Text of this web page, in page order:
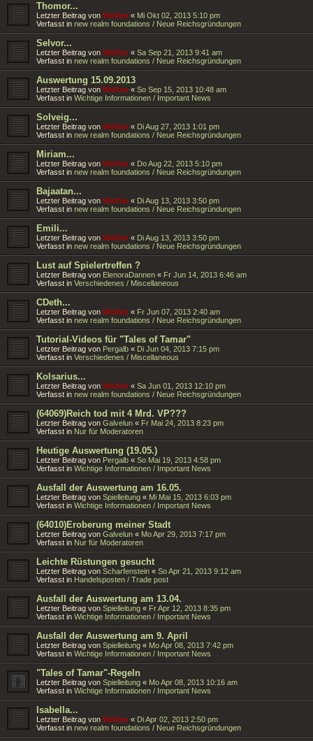
Thomor...
Letzter Beitrag von Wolfen « Mi Okt 02, 2013 5:10 pm
Verfasst in new realm foundations / Neue Reichsgründungen
Selvor...
Letzter Beitrag von Wolfen « Sa Sep 21, 2013 9:41 am
Verfasst in new realm foundations / Neue Reichsgründungen
Auswertung 15.09.2013
Letzter Beitrag von Wolfen « So Sep 15, 2013 10:48 am
Verfasst in Wichtige Informationen / Important News
Solveig...
Letzter Beitrag von Wolfen « Di Aug 27, 2013 1:01 pm
Verfasst in new realm foundations / Neue Reichsgründungen
Miriam...
Letzter Beitrag von Wolfen « Do Aug 22, 2013 5:10 pm
Verfasst in new realm foundations / Neue Reichsgründungen
Bajaatan...
Letzter Beitrag von Wolfen « Di Aug 13, 2013 3:50 pm
Verfasst in new realm foundations / Neue Reichsgründungen
Emili...
Letzter Beitrag von Wolfen « Di Aug 13, 2013 3:50 pm
Verfasst in new realm foundations / Neue Reichsgründungen
Lust auf Spielertreffen ?
Letzter Beitrag von ElenoraDannen « Fr Jun 14, 2013 6:46 am
Verfasst in Verschiedenes / Miscellaneous
CDeth...
Letzter Beitrag von Wolfen « Fr Jun 07, 2013 2:40 am
Verfasst in new realm foundations / Neue Reichsgründungen
Tutorial-Videos für "Tales of Tamar"
Letzter Beitrag von Pergalb « Di Jun 04, 2013 7:15 pm
Verfasst in Verschiedenes / Miscellaneous
Kolsarius...
Letzter Beitrag von Wolfen « Sa Jun 01, 2013 12:10 pm
Verfasst in new realm foundations / Neue Reichsgründungen
(64069)Reich tod mit 4 Mrd. VP???
Letzter Beitrag von Galvelun « Fr Mai 24, 2013 8:23 pm
Verfasst in Nur für Moderatoren
Heutige Auswertung (19.05.)
Letzter Beitrag von Pergalb « So Mai 19, 2013 4:58 pm
Verfasst in Wichtige Informationen / Important News
Ausfall der Auswertung am 16.05.
Letzter Beitrag von Spielleitung « Mi Mai 15, 2013 6:03 pm
Verfasst in Wichtige Informationen / Important News
(64010)Eroberung meiner Stadt
Letzter Beitrag von Galvelun « Mo Apr 29, 2013 7:17 pm
Verfasst in Nur für Moderatoren
Leichte Rüstungen gesucht
Letzter Beitrag von Scharfenstein « So Apr 21, 2013 9:12 am
Verfasst in Handelsposten / Trade post
Ausfall der Auswertung am 13.04.
Letzter Beitrag von Spielleitung « Fr Apr 12, 2013 8:35 pm
Verfasst in Wichtige Informationen / Important News
Ausfall der Auswertung am 9. April
Letzter Beitrag von Spielleitung « Mo Apr 08, 2013 7:42 pm
Verfasst in Wichtige Informationen / Important News
"Tales of Tamar"-Regeln
Letzter Beitrag von Spielleitung « Mo Apr 08, 2013 10:16 am
Verfasst in Wichtige Informationen / Important News
Isabella...
Letzter Beitrag von Wolfen « Di Apr 02, 2013 2:50 pm
Verfasst in new realm foundations / Neue Reichsgründungen